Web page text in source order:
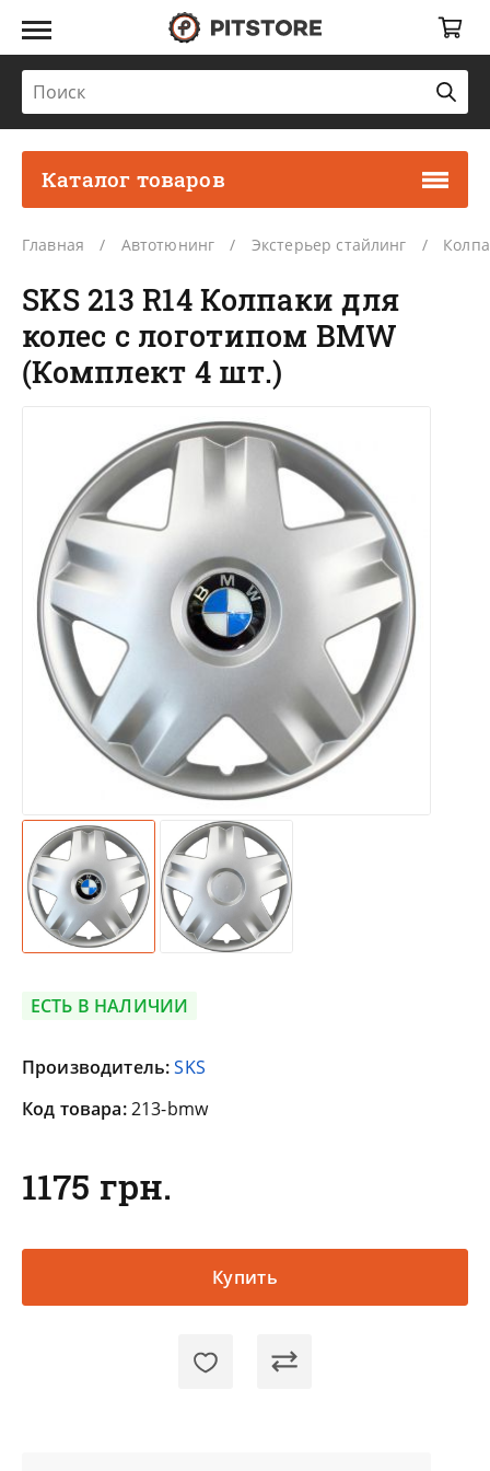
Каталог товаров
Главная Автотюнинг Экстерьер стайлинг
SKS 213 R14 Колпаки для
колес с логотипом BMW
(Комплект 4 шт.)
ЕСТЬ В НАЛИЧИИ
Производитель:SKS
Код товара:213-bmw
1175 грн.
Купить